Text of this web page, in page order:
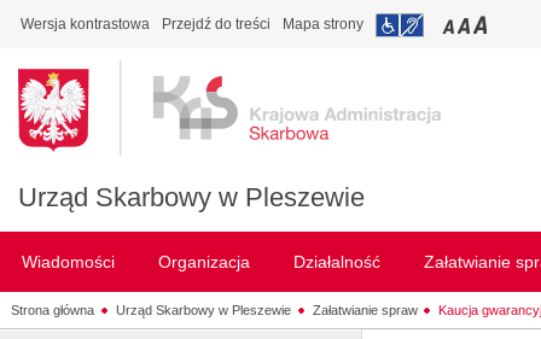
Wersja kontrastowa Przejdź do treści Mapa strony
Urząd Skarbowy w Pleszewie
Wiadomości Organizacja Działalność Załatwianie
Strona główna Urząd Skarbowy w Pleszewie Załatwianie spraw Kaucja